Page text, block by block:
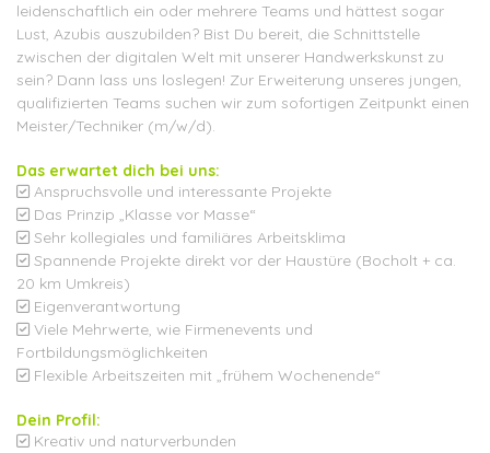
leidenschaftlich ein oder mehrere Teams und hättest sogar
Lust, Azubis auszubilden? Bist Du bereit, die Schnittstelle
zwischen der digitalen Welt mit unserer Handwerkskunst zu
sein? Dann lass uns loslegen! Zur Erweiterung unseres jungen,
qualifizierten Teams suchen wir zum sofortigen Zeitpunkt einen
Meister/Techniker (m/w/d).
Das erwartet dich bei uns:
Anspruchsvolle und interessante Projekte
Das Prinzip „Klasse vor Masse“
Sehr kollegiales und familiäres Arbeitsklima
Spannende Projekte direkt vor der Haustüre (Bocholt + ca.
20 km Umkreis)
Eigenverantwortung
Viele Mehrwerte, wie Firmenevents und
Fortbildungsmöglichkeiten
Flexible Arbeitszeiten mit „frühem Wochenende“
Dein Profil:
Kreativ und naturverbunden